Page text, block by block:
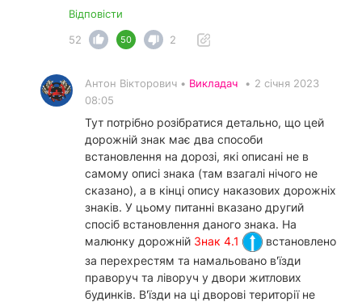
Відповісти
52
50 2
Антон Вікторович • Викладач • 2 січня 2023
08:05
Тут потрібно розібратися детально, що цей
дорожній знак має два способи
встановлення на дорозі, які описані не в
самому описі знака (там взагалі нічого не
сказано), а в кінці опису наказових дорожніх
знаків. У цьому питанні вказано другий
спосіб встановлення даного знака. На
малюнку дорожній Знак 4.1
встановлено
за перехрестям та намальовано в'їзди
праворуч та ліворуч у двори житлових
будинків. В'їзди на ці дворові території не